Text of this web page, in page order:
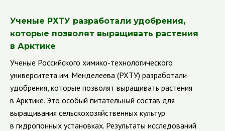
Ученые РХТУ разработали удобрения,
которые позволят выращивать растения
в Арктике
Ученые Российского химико-технологического
университета им. Менделеева (РХТУ) разработали
удобрения, которые позволят выращивать растения
в Арктике. Это особый питательный состав для
выращивания сельскохозяйственных культур
в гидропонных установках. Результаты исследований